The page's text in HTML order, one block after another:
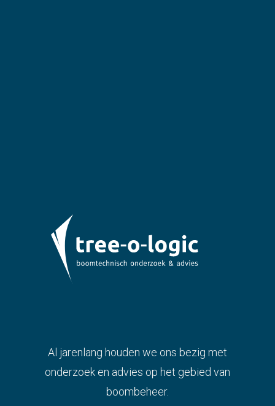
Al jarenlang houden we ons bezig met
onderzoek en advies op het gebied van
boombeheer.